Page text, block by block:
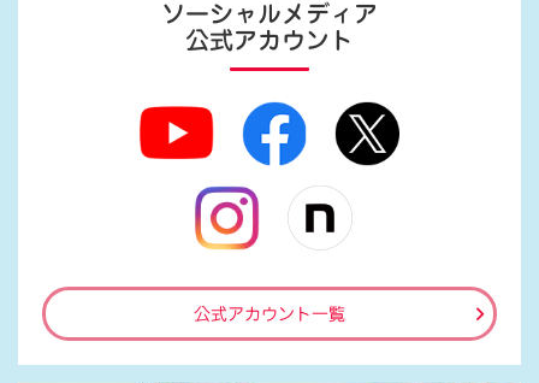
ソーシャルメディア
公式アカウント
公式アカウント一覧